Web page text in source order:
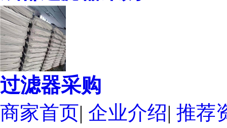
过滤器采购
商家首页| 企业介绍| 推荐